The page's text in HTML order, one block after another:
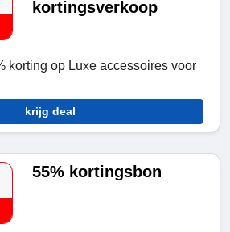
kortingsverkoop
korting op Luxe accessoires voor
krijg deal
55% kortingsbon